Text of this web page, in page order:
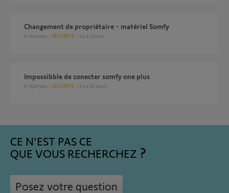
Changement de propriétaire - matériel Somfy
4 réponses SÉCURITÉ il y a 3 jours
impossibble de conecter somfy one plus
6 réponses SÉCURITÉ il y a 18 jours
CE N'EST PAS CE
QUE VOUS RECHERCHEZ
Posez votre question